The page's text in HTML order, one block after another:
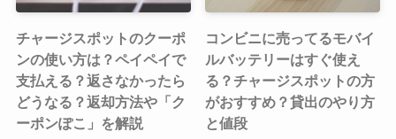
チャージスポットのクーポ
ンの使い方は？ペイペイで
支払える？返さなかったら
どうなる？返却方法や「ク
ーポンぽこ」を解説
コンビニに売ってるモバイ
ルバッテリーはすぐ使え
る？チャージスポットの方
がおすすめ？貸出のやり方
と値段